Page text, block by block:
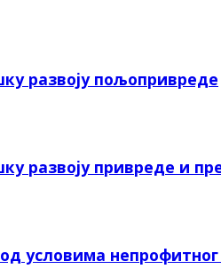
развоју пољопривреде
развоју привреде и
условима